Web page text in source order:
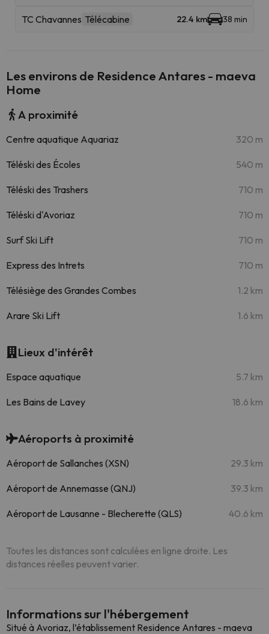
TC Chavannes Télécabine 22.4 km 38 min
Les environs de Residence Antares - maeva
Home
A proximité
Centre aquatique Aquariaz 320 m
Téléski des Écoles 540 m
Téléski des Trashers 710 m
Téléski d'Avoriaz 710 m
Surf Ski Lift 710 m
Express des Intrets 710 m
Télésiège des Grandes Combes 1.2 km
Arare Ski Lift 1.6 km
Lieux d'intérêt
Espace aquatique 5.7 km
Les Bains de Lavey 18.6 km
Aéroports à proximité
Aéroport de Sallanches (XSN) 29.3 km
Aéroport de Annemasse (QNJ) 39.3 km
Aéroport de Lausanne - Blecherette (QLS) 40.6 km
Toutes les distances sont calculées en ligne droite. Les
distances réelles peuvent varier.
Informations sur l'hébergement
Situé à Avoriaz, l’établissement Residence Antares - maeva